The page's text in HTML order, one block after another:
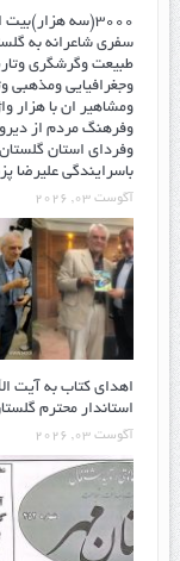
۳۰۰۰(سه
سفری شاعرانه به
طبیعت وگرشگری
وجغرافیایی ومذهبی
ومشاهیر ان با هزار
وفرهنگ مردم از
وفردای استان
باسرایندگی علیرضا
آگوست 03, 2026
اهدای کتاب به آیت
استاندار محترم
آگوست 03, 2026